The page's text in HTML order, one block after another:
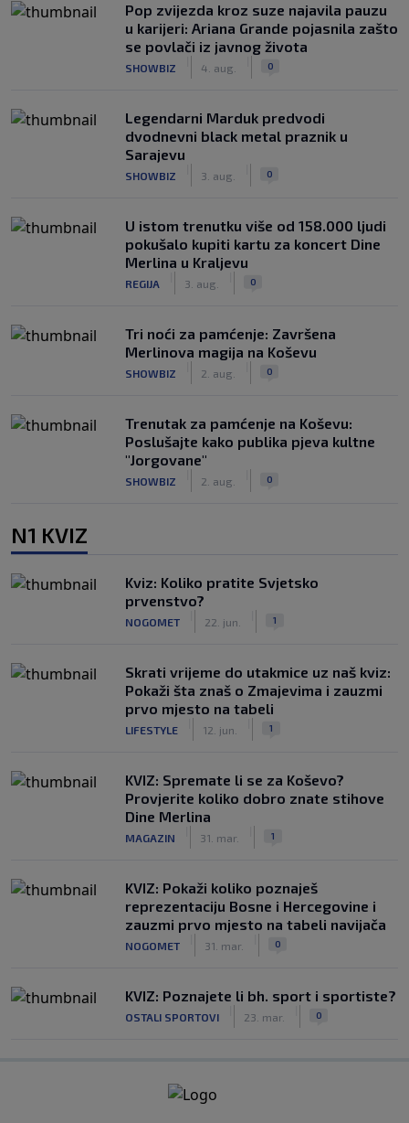
Pop zvijezda kroz suze najavila pauzu
u karijeri: Ariana Grande pojasnila zašto
se povlači iz javnog života
SHOWBIZ 4. aug. 0
Legendarni Marduk predvodi
dvodnevni black metal praznik u
Sarajevu
SHOWBIZ 3. aug. 0
U istom trenutku više od 158.000 ljudi
pokušalo kupiti kartu za koncert Dine
Merlina u Kraljevu
REGIJA 3. aug. 0
Tri noći za pamćenje: Završena
Merlinova magija na Koševu
SHOWBIZ 2. aug. 0
Trenutak za pamćenje na Koševu:
Poslušajte kako publika pjeva kultne
"Jorgovane"
SHOWBIZ 2. aug. 0
N1 KVIZ
Kviz: Koliko pratite Svjetsko
prvenstvo?
NOGOMET 22. jun. 1
Skrati vrijeme do utakmice uz naš kviz:
Pokaži šta znaš o Zmajevima i zauzmi
prvo mjesto na tabeli
LIFESTYLE 12. jun. 1
KVIZ: Spremate li se za Koševo?
Provjerite koliko dobro znate stihove
Dine Merlina
MAGAZIN 31. mar. 1
KVIZ: Pokaži koliko poznaješ
reprezentaciju Bosne i Hercegovine i
zauzmi prvo mjesto na tabeli navijača
NOGOMET 31. mar. 0
KVIZ: Poznajete li bh. sport i sportiste?
OSTALI SPORTOVI 23. mar. 0